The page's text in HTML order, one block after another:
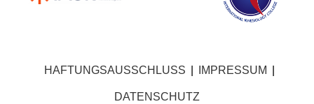
HAFTUNGSAUSSCHLUSS IMPRESSUM
DATENSCHUTZ